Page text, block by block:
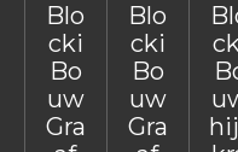
Blo
cki
Bo
uw
Gra
Blo
cki
Bo
uw
Gra